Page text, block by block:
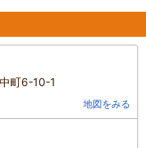
町6-10-1
地図をみる